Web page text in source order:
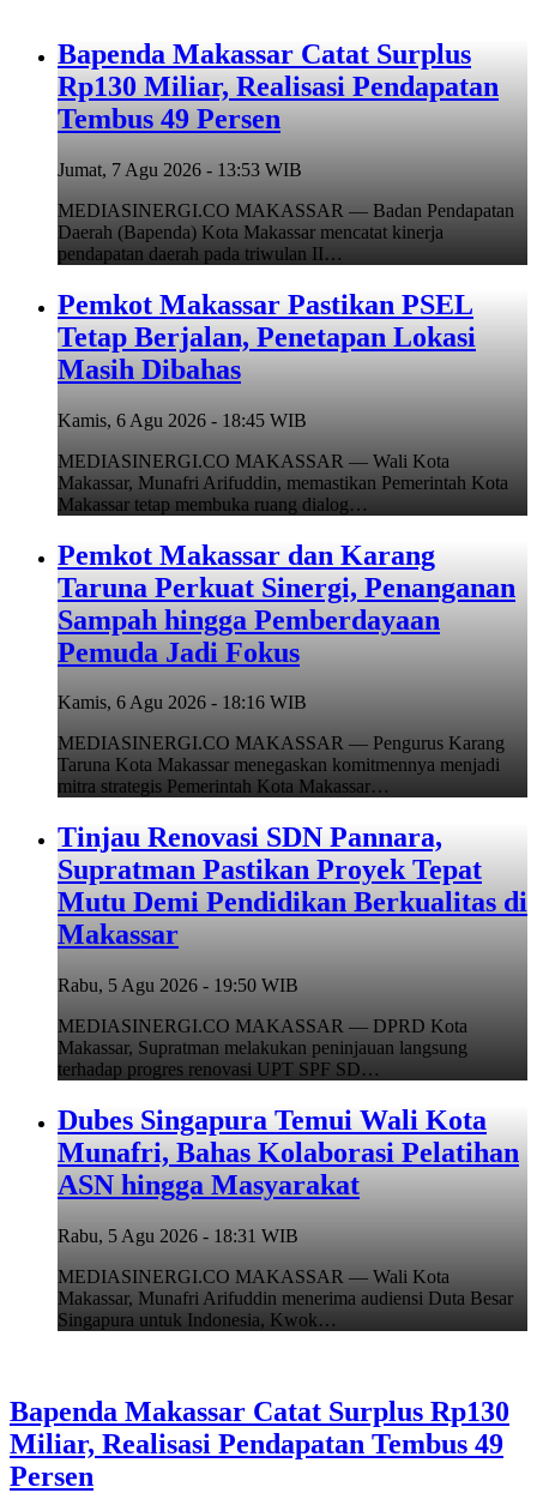
Bapenda Makassar Catat Surplus
Rp130 Miliar, Realisasi Pendapatan
Tembus 49 Persen
Jumat, 7 Agu 2026 - 13:53 WIB
MEDIASINERGI.CO MAKASSAR — Badan Pendapatan
Daerah (Bapenda) Kota Makassar mencatat kinerja
pendapatan daerah pada triwulan II…
Pemkot Makassar Pastikan PSEL
Tetap Berjalan, Penetapan Lokasi
Masih Dibahas
Kamis, 6 Agu 2026 - 18:45 WIB
MEDIASINERGI.CO MAKASSAR — Wali Kota
Makassar, Munafri Arifuddin, memastikan Pemerintah Kota
Makassar tetap membuka ruang dialog…
Pemkot Makassar dan Karang
Taruna Perkuat Sinergi, Penanganan
Sampah hingga Pemberdayaan
Pemuda Jadi Fokus
Kamis, 6 Agu 2026 - 18:16 WIB
MEDIASINERGI.CO MAKASSAR — Pengurus Karang
Taruna Kota Makassar menegaskan komitmennya menjadi
mitra strategis Pemerintah Kota Makassar…
Tinjau Renovasi SDN Pannara,
Supratman Pastikan Proyek Tepat
Mutu Demi Pendidikan Berkualitas di
Makassar
Rabu, 5 Agu 2026 - 19:50 WIB
MEDIASINERGI.CO MAKASSAR — DPRD Kota
Makassar, Supratman melakukan peninjauan langsung
terhadap progres renovasi UPT SPF SD…
Dubes Singapura Temui Wali Kota
Munafri, Bahas Kolaborasi Pelatihan
ASN hingga Masyarakat
Rabu, 5 Agu 2026 - 18:31 WIB
MEDIASINERGI.CO MAKASSAR — Wali Kota
Makassar, Munafri Arifuddin menerima audiensi Duta Besar
Singapura untuk Indonesia, Kwok…
Bapenda Makassar Catat Surplus Rp130
Miliar, Realisasi Pendapatan Tembus 49
Persen